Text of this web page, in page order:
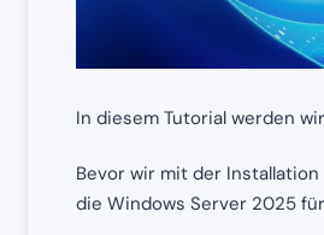
In diesem Tutorial werden
Bevor wir mit der
die Windows Server 2025